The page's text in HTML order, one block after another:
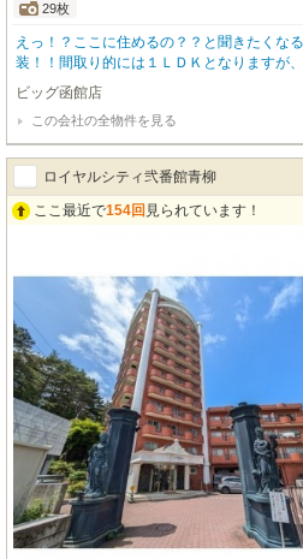
29枚
えっ！？ここに住めるの？？と聞きたくな
装！！間取り的には１ＬＤＫとなりますが
の１部屋だけなので広すぎるくらいの室内
めながらお酒を楽しめそうなバーカウンタ
シャンビューのバルコニーなどお伝えしき
の目で直接見ていただくことをオススメし
グ函館店【０１３８－８３－６０８３】ま
ビッグ函館店
この会社の全物件を見る
ロイヤルシティ弐番館青柳
ここ最近で154回 見られています！